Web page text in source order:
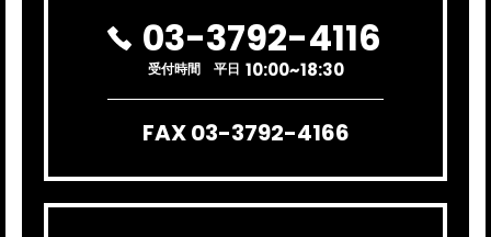
03-3792-4116
受付時間 平日 10:00~18:30
FAX 03-3792-4166